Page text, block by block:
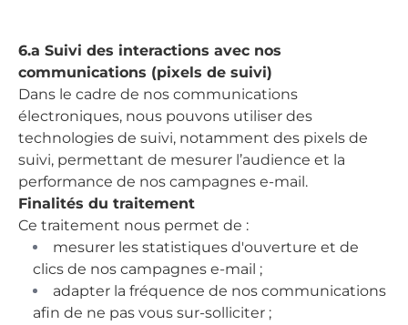
6.a Suivi des interactions avec nos
communications (pixels de suivi)
Dans le cadre de nos communications
électroniques, nous pouvons utiliser des
technologies de suivi, notamment des pixels de
suivi, permettant de mesurer l’audience et la
performance de nos campagnes e-mail.
Finalités du traitement
Ce traitement nous permet de :
mesurer les statistiques d'ouverture et de
clics de nos campagnes e-mail ;
adapter la fréquence de nos communications
afin de ne pas vous sur-solliciter ;